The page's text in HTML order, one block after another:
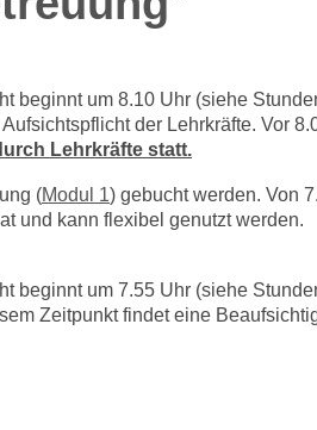
beginnt um 8.10 Uhr (siehe
der Lehrkräfte. Vor
Lehrkräfte statt.
(Modul 1) gebucht werden. Von
und kann flexibel genutzt werden.
beginnt um 7.55 Uhr (siehe
Zeitpunkt findet eine